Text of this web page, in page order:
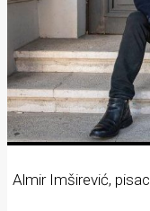
Almir Imširević,